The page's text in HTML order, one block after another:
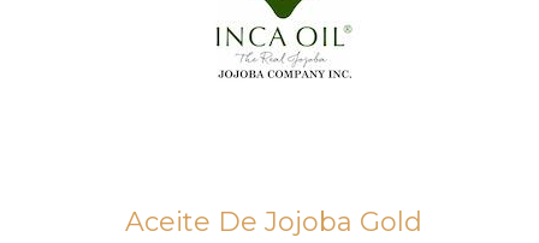
Aceite De Jojoba Gold